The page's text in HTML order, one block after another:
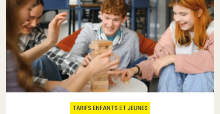
TARIFS ENFANTS ET JEUNES